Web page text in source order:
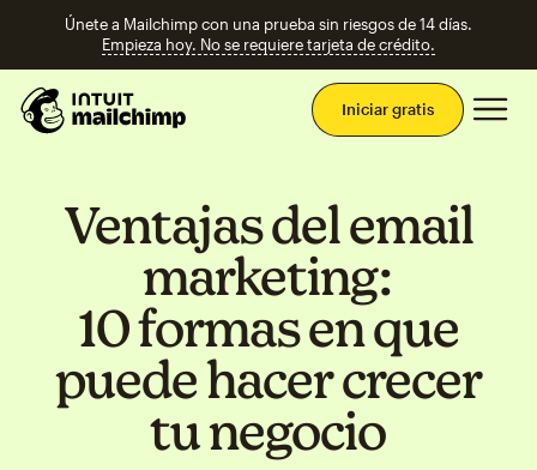
Únete a Mailchimp con una prueba sin riesgos de 14 días.
Empieza hoy. No se requiere tarjeta de crédito.
Iniciar gratis
Ventajas del email
marketing:
10 formas en que
puede hacer crecer
tu negocio